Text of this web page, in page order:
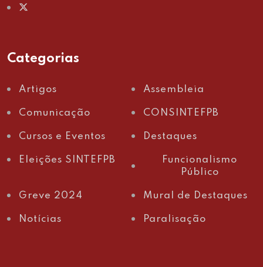
Categorias
Artigos Assembleia
Comunicação CONSINTEFPB
Cursos e Eventos Destaques
Eleições SINTEFPB
Funcionalismo
Público
Greve 2024 Mural de Destaques
Notícias Paralisação